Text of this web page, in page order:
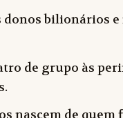
bilionários
de grupo às
nascem de quem